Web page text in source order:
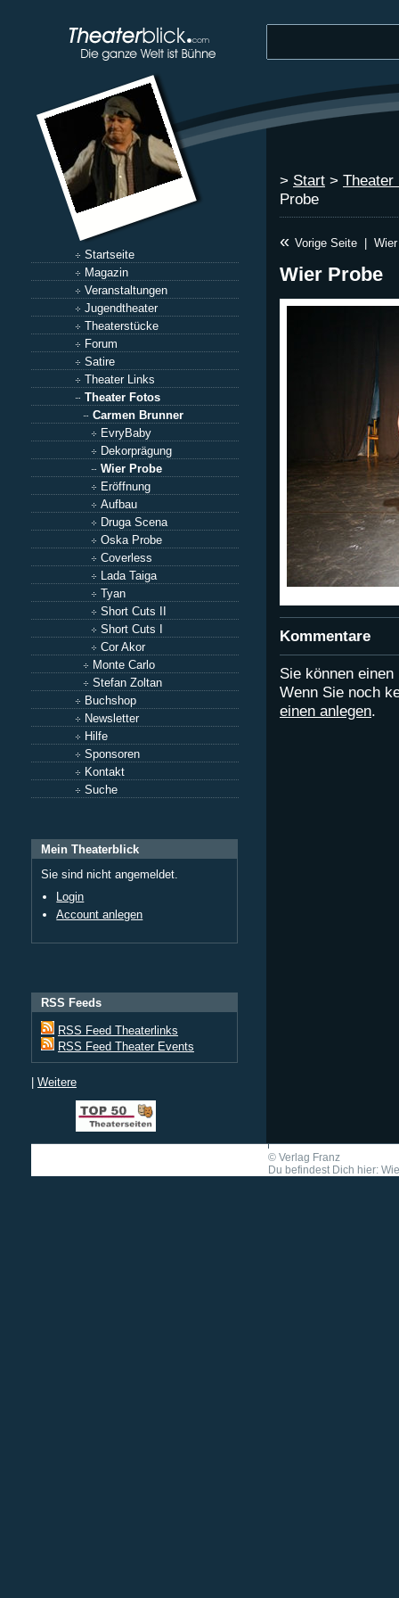
Startseite
Magazin
Veranstaltungen
Jugendtheater
Theaterstücke
Forum
Satire
Theater Links
Theater Fotos
Carmen Brunner
EvryBaby
Dekorprägung
Wier Probe
Eröffnung
Aufbau
Druga Scena
Oska Probe
Coverless
Lada Taiga
Tyan
Short Cuts II
Short Cuts I
Cor Akor
Monte Carlo
Stefan Zoltan
Buchshop
Newsletter
Hilfe
Sponsoren
Kontakt
Suche
Mein Theaterblick
Sie sind nicht angemeldet.
Login
Account anlegen
RSS Feeds
RSS Feed Theaterlinks
RSS Feed Theater Events
| Weitere
> Start > Theater
Probe
« Vorige Seite
Wier Probe
Kommentare
Sie können
Wenn Sie noch
einen anlegen.
© Verlag Franz
Du befindest Dich hier: